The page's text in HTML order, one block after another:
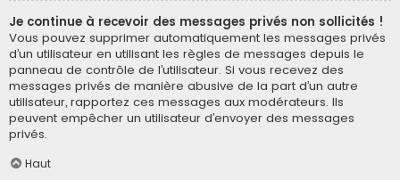
Je continue à recevoir des messages privés non sollicités !
Vous pouvez supprimer automatiquement les messages privés
d’un utilisateur en utilisant les règles de messages depuis le
panneau de contrôle de l’utilisateur. Si vous recevez des
messages privés de manière abusive de la part d’un autre
utilisateur, rapportez ces messages aux modérateurs. Ils
peuvent empêcher un utilisateur d’envoyer des messages
privés.
Haut